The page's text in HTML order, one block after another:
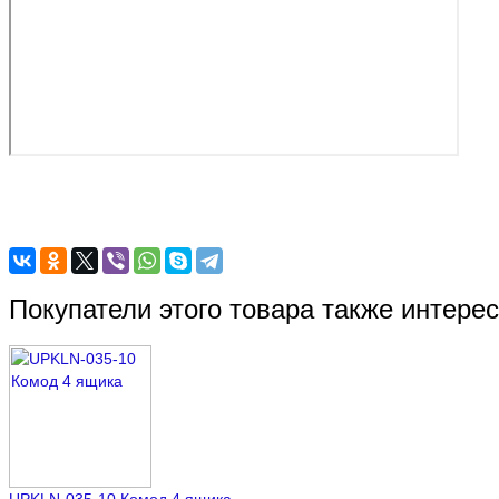
Покупатели этого товара также